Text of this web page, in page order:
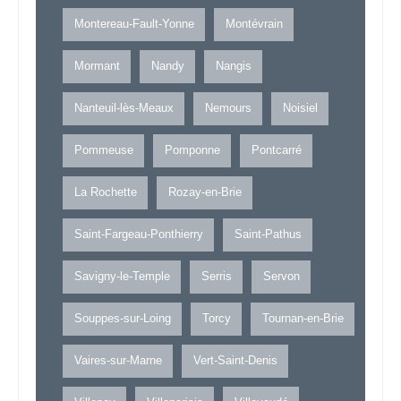
Montereau-Fault-Yonne Montévrain
Mormant Nandy Nangis
Nanteuil-lès-Meaux Nemours Noisiel
Pommeuse Pomponne Pontcarré
La Rochette Rozay-en-Brie
Saint-Fargeau-Ponthierry Saint-Pathus
Savigny-le-Temple Serris Servon
Souppes-sur-Loing Torcy Tournan-en-Brie
Vaires-sur-Marne Vert-Saint-Denis